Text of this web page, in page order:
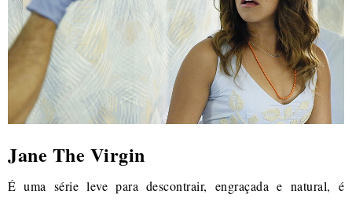
Jane The Virgin
É uma série leve para descontrair, engraçada e natural, é